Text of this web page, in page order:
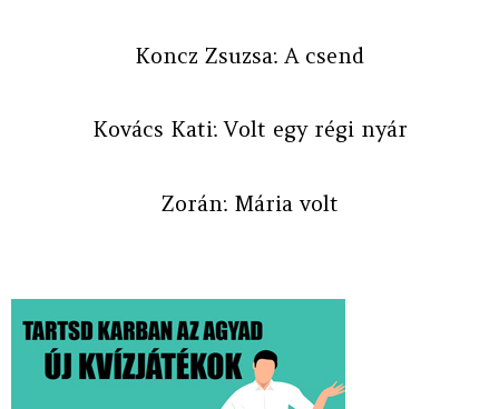
Koncz Zsuzsa: A csend
Kovács Kati: Volt egy régi nyár
Zorán: Mária volt